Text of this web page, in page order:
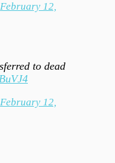
February 12,
to dead
February 12,